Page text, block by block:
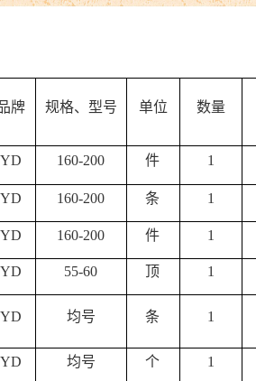
牌 规格、型号 单位 数量
YD 160-200 件 1
YD 160-200 条 1
YD 160-200 件 1
YD 55-60 顶 1
YD 均号 条 1
YD 均号 个 1